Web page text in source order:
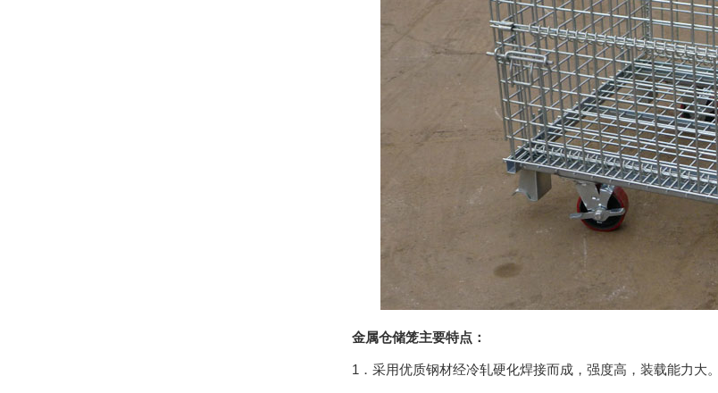
金属仓储笼主要特点：
1．采用优质钢材经冷轧硬化焊接而成，强度高，装载能力大。